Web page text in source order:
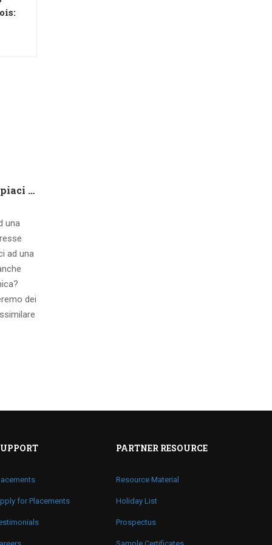
Che tipo di capire qualora piaci ad una ragazza contatto 8 segnali d’interesse inconsci
una
ad una
dei
for Placements
PARTNER RESOURCE
Resource Material
Holiday List
Prospectus